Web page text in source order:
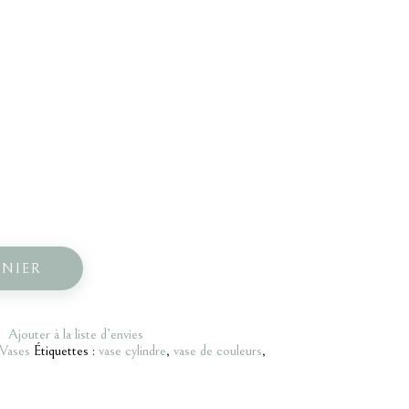
Ajouter à la liste d’envies
Étiquettes : vase cylindre, vase de couleurs,